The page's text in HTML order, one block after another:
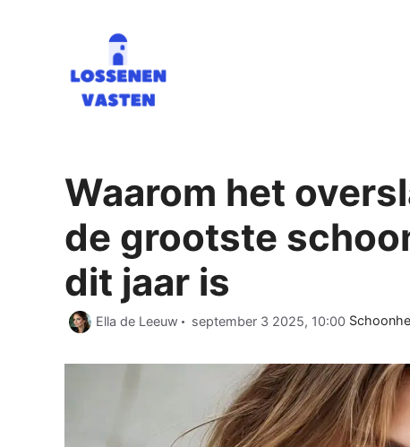
Waarom het
de grootste
dit jaar is
Ella de Leeuw september 3 2025, 10:00